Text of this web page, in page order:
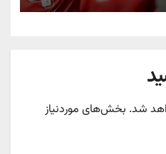
شد. بخش‌های موردنیاز